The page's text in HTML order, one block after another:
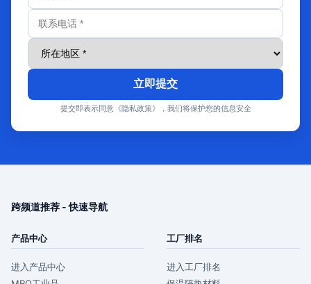
立即提交
提交即表示同意《隐私政策》，我们将保护您的信息安全
跨频道推荐 - 快速导航
产品中心
进入产品中心
工厂排名
进入工厂排名